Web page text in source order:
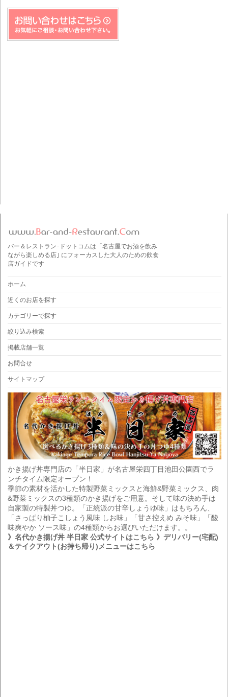
バー＆レストラン･ドットコムは「名古屋でお酒を飲み
ながら楽しめる店｣ にフォーカスした大人のための飲食
店ガイドです
ホーム
近くのお店を探す
カテゴリーで探す
絞り込み検索
掲載店舗一覧
お問合せ
サイトマップ
かき揚げ丼専門店の「半日家」が名古屋栄四丁目池田公園西でラ
ンチタイム限定オープン！
季節の素材を活かした特製野菜ミックスと海鮮&野菜ミックス、肉
&野菜ミックスの3種類のかき揚げをご用意。そして味の決め手は
自家製の特製丼つゆ。「正統派の甘辛しょうゆ味」はもちろん、
「さっぱり柚子こしょう風味 しお味」「甘さ控えめ みそ味」「酸
味爽やか ソース味」の4種類からお選びいただけます。。
》名代かき揚げ丼 半日家 公式サイトはこちら 》デリバリー(宅配)
＆テイクアウト(お持ち帰り)メニューはこちら